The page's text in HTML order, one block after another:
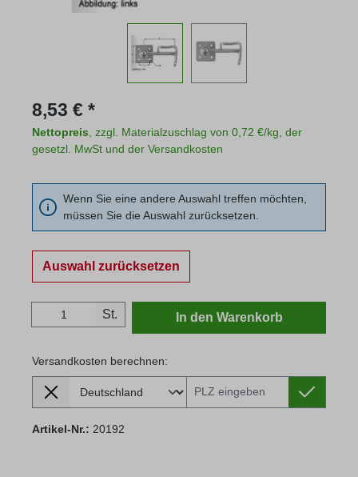
Regulärer Preis:
8,53 € *
Nettopreis , zzgl. Materialzuschlag von 0,72 €/kg, der
gesetzl. MwSt und der Versandkosten
Wenn Sie eine andere Auswahl treffen möchten,
müssen Sie die Auswahl zurücksetzen.
Auswahl zurücksetzen
Produkt Anzahl: Gib den gewünschten
St. In den Warenkorb
Versandkosten berechnen:
Lieferland
Versandkosten berechnen:
Artikel-Nr.: 20192